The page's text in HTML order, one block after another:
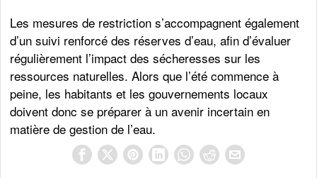
Les mesures de restriction s’accompagnent également
d’un suivi renforcé des réserves d’eau, afin d’évaluer
régulièrement l’impact des sécheresses sur les
ressources naturelles. Alors que l’été commence à
peine, les habitants et les gouvernements locaux
doivent donc se préparer à un avenir incertain en
matière de gestion de l’eau.